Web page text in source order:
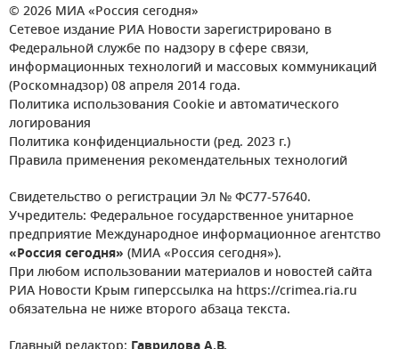
© 2026 МИА «Россия сегодня»
Сетевое издание РИА Новости зарегистрировано в
Федеральной службе по надзору в сфере связи,
информационных технологий и массовых коммуникаций
(Роскомнадзор) 08 апреля 2014 года.
Политика использования Cookie и автоматического
логирования
Политика конфиденциальности (ред. 2023 г.)
Правила применения рекомендательных технологий
Свидетельство о регистрации Эл № ФС77-57640.
Учредитель: Федеральное государственное унитарное
предприятие Международное информационное агентство
«Россия сегодня» (МИА «Россия сегодня»).
При любом использовании материалов и новостей сайта
РИА Новости Крым гиперссылка на https://crimea.ria.ru
обязательна не ниже второго абзаца текста.